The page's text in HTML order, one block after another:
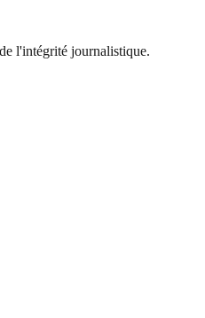
l'intégrité journalistique.